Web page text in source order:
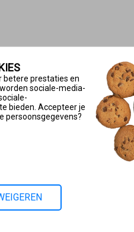
router kan worden
betere prestaties en
sociale-media-
bieden. Accepteer je
persoonsgegevens?